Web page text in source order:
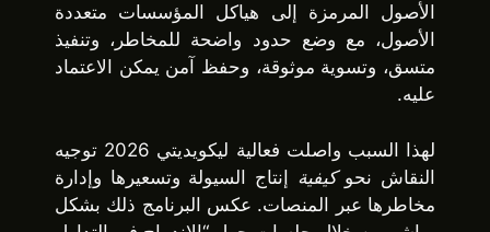
الأصول المرمزة إلى هياكل المؤسسات متعددة
الأصول، مع وضع حدود واضحة للمخاطر، وتنفيذ
متسق، وتسوية موثوقة، وحفظ آمن يمكن الاعتماد
عليه.
لهذا السبب واصلت فعالية ليكويديتي 2026 توجيه
النقاش نحوكيفية إنتاج السيولة وتسعيرها وإدارة
مخاطرها عبر المنصات. عكس البرنامج ذلك بشكل